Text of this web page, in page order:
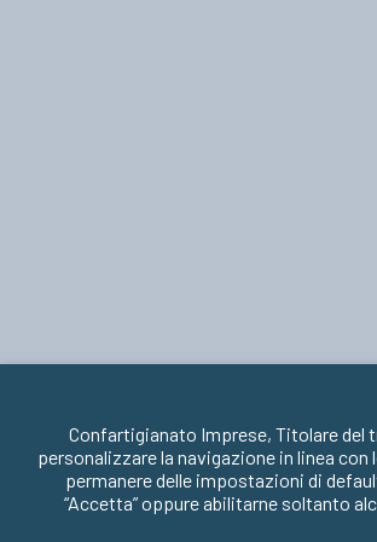
Confartigianato Imprese, Titolare del
personalizzare la navigazione in linea
permanere delle impostazioni di
“Accetta” oppure abilitarne soltanto